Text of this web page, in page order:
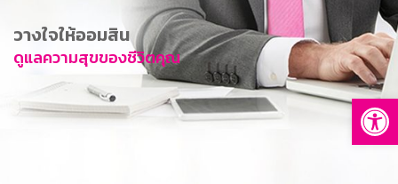
การพัฒนาที่ยั่งยืน
ข่าวสาร
บริการทางการเงิน
อื่นๆ
วางใจให้ออมสิน
ดูแลความสุขของชีวิตคุณ